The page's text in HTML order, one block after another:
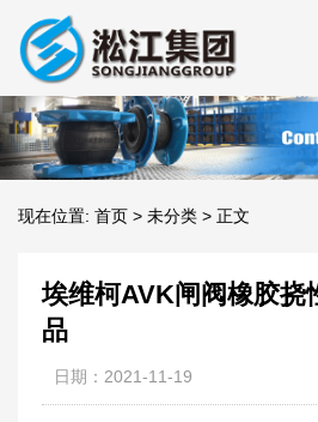
现在位置: 首页 > 未分类 > 正文
埃维柯AVK闸阀橡胶挠
品
日期：2021-11-19